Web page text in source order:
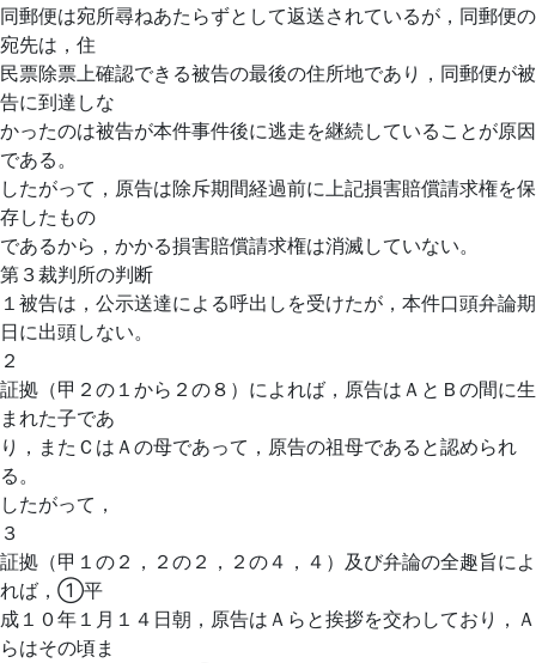
同郵便は宛所尋ねあたらずとして返送されているが，同郵便の
宛先は，住
民票除票上確認できる被告の最後の住所地であり，同郵便が被
告に到達しな
かったのは被告が本件事件後に逃走を継続していることが原因
である。
したがって，原告は除斥期間経過前に上記損害賠償請求権を保
存したもの
であるから，かかる損害賠償請求権は消滅していない。
第３裁判所の判断
１被告は，公示送達による呼出しを受けたが，本件口頭弁論期
日に出頭しない。
２
証拠（甲２の１から２の８）によれば，原告はＡとＢの間に生
まれた子であ
り，またＣはＡの母であって，原告の祖母であると認められ
る。
したがって，
３
証拠（甲１の２，２の２，２の４，４）及び弁論の全趣旨によ
れば，①平
成１０年１月１４日朝，原告はＡらと挨拶を交わしており，Ａ
らはその頃ま